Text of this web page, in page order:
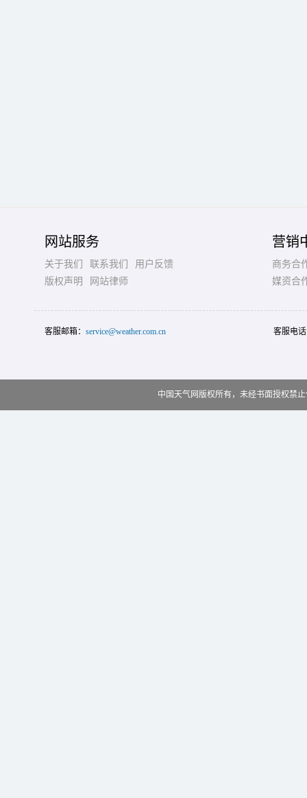
网站服务
关于我们 联系我们
用户反馈
版权声明
网站律师
营销
商务合
媒资合
客服邮箱： service@weather.com.cn 客服电
中国天气网版权所有，未经书面授权